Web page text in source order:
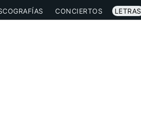
CONCIERTOS LETRAS